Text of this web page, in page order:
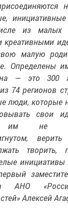
из малых
креативными
малую
Определены
— это 300
74 регионов
люди, которые
свои
не
творить,
инициативы
АНО
Алексей